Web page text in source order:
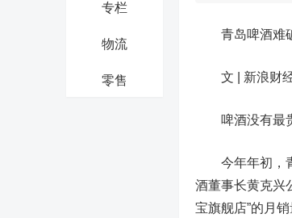
专栏
物流
零售
青岛啤酒难
文 | 新浪财
啤酒没有最贵
今年年初，青
酒董事长黄克兴
宝旗舰店”的月